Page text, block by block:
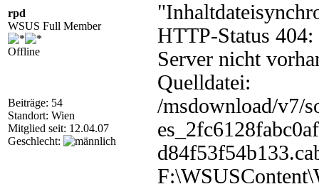
rpd
WSUS Full Member
Offline
Beiträge: 54
Standort: Wien
Mitglied seit: 12.04.07
Geschlecht:
HTTP-Status
Server nicht
Quelldatei:
/msdownload/v7/